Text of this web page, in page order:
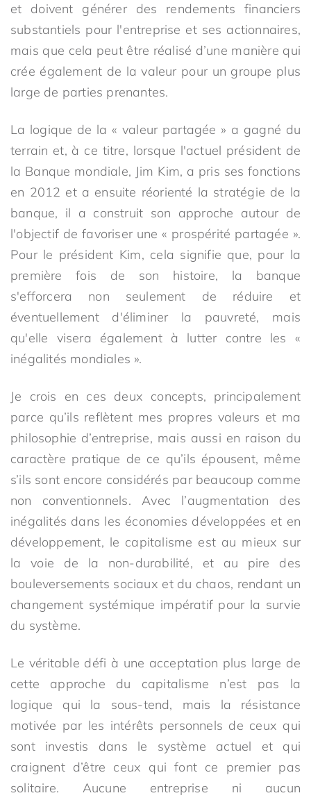
et doivent générer des rendements financiers
substantiels pour l'entreprise et ses actionnaires,
mais que cela peut être réalisé d’une manière qui
crée également de la valeur pour un groupe plus
large de parties prenantes.
La logique de la « valeur partagée » a gagné du
terrain et, à ce titre, lorsque l'actuel président de
la Banque mondiale, Jim Kim, a pris ses fonctions
en 2012 et a ensuite réorienté la stratégie de la
banque, il a construit son approche autour de
l'objectif de favoriser une « prospérité partagée ».
Pour le président Kim, cela signifie que, pour la
première fois de son histoire, la banque
s'efforcera non seulement de réduire et
éventuellement d'éliminer la pauvreté, mais
qu'elle visera également à lutter contre les «
inégalités mondiales ».
Je crois en ces deux concepts, principalement
parce qu’ils reflètent mes propres valeurs et ma
philosophie d’entreprise, mais aussi en raison du
caractère pratique de ce qu’ils épousent, même
s’ils sont encore considérés par beaucoup comme
non conventionnels. Avec l’augmentation des
inégalités dans les économies développées et en
développement, le capitalisme est au mieux sur
la voie de la non-durabilité, et au pire des
bouleversements sociaux et du chaos, rendant un
changement systémique impératif pour la survie
du système.
Le véritable défi à une acceptation plus large de
cette approche du capitalisme n’est pas la
logique qui la sous-tend, mais la résistance
motivée par les intérêts personnels de ceux qui
sont investis dans le système actuel et qui
craignent d’être ceux qui font ce premier pas
solitaire. Aucune entreprise ni aucun